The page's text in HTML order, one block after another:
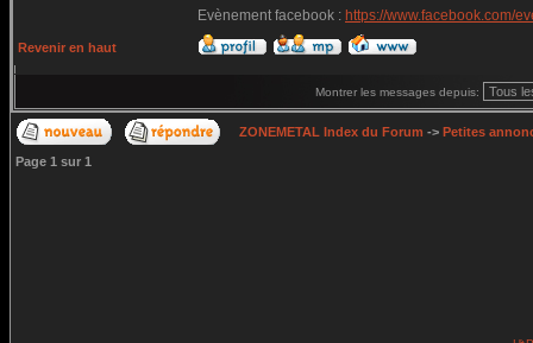
Evènement facebook : https://www.facebook.com/
Revenir en haut
Montrer les messages depuis:
ZONEMETAL Index du Forum -> Petites
Page 1 sur 1